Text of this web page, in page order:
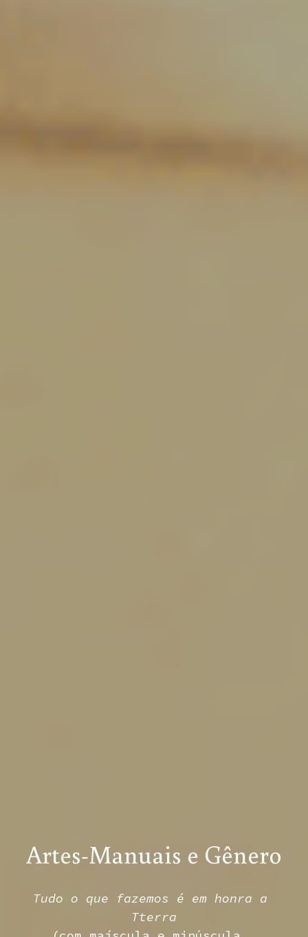
Artes-Manuais e Gênero
Tudo o que fazemos é em honra a
Tterra